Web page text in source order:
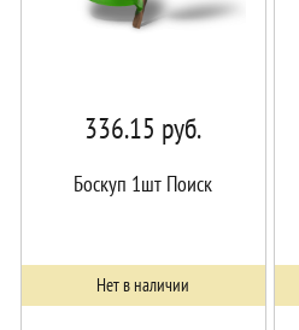
336.15 руб.
Боскуп 1шт Поиск
Нет в наличии